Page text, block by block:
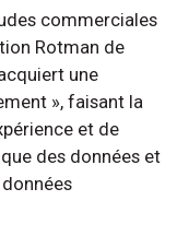
commerciales
Rotman de
une
», faisant la
et de
des données et